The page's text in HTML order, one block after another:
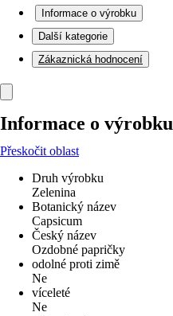
Informace o výrobku
Další kategorie
Zákaznická hodnocení
Informace o výrobku
Přeskočit oblast
Druh výrobku
Zelenina
Botanický název
Capsicum
Český název
Ozdobné papričky
odolné proti zimě
Ne
víceleté
Ne